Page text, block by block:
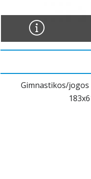
Gimnastikos/jogos